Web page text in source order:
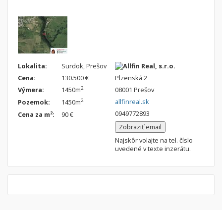
Záhrada
Nebytové priestory
Administratívne, obchodné
Skladové, výrobné
Rekreačné, reštauračné
Filtre
Ponuka RK
Novostavba
Hľadaj
Lokalita:
Surdok, Prešov
Cena:
130.500 €
Výmera:
1450m2
Pozemok: 1450m2
Cena za m2: 90 €
Allfin Real, s.r.o.
Plzenská 2
08001 Prešov
allfinreal.sk
0949772893
Zobraziť email
Najskôr volajte na tel. číslo
uvedené v texte inzerátu.